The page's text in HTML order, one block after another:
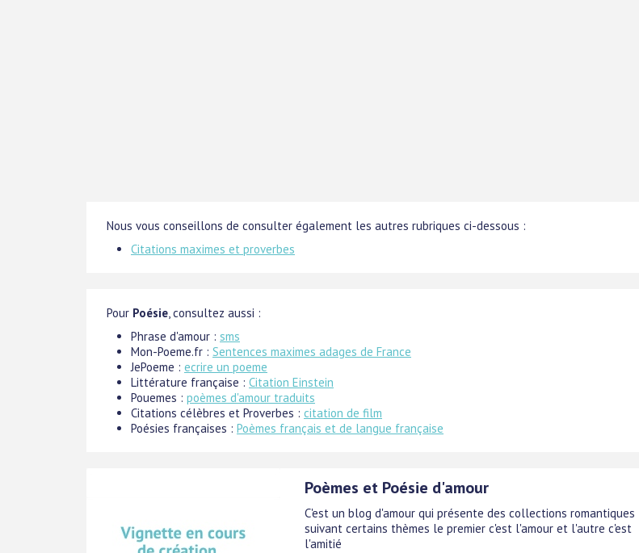
Nous vous conseillons de consulter également les autres rubriques ci-dessous :
Citations maximes et proverbes
Pour Poésie, consultez aussi :
Phrase d'amour : sms
Mon-Poeme.fr : Sentences maximes adages de France
JePoeme : ecrire un poeme
Littérature française : Citation Einstein
Pouemes : poèmes d'amour traduits
Citations célèbres et Proverbes : citation de film
Poésies françaises : Poèmes français et de langue française
Poèmes et Poésie d'amour
C'est un blog d'amour qui présente des collections romantiques
suivant certains thèmes le premier c'est l'amour et l'autre c'est
l'amitié